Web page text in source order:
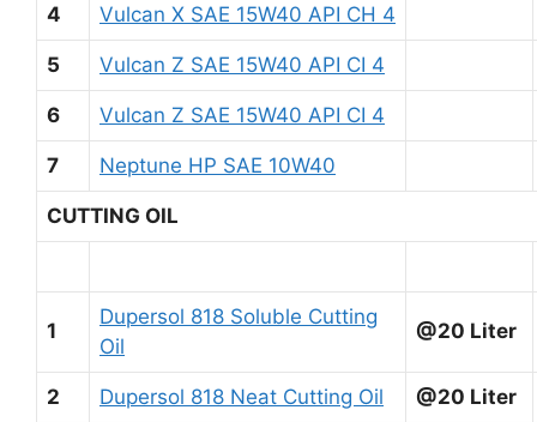
4 Vulcan X SAE 15W40 API CH 4
5 Vulcan Z SAE 15W40 API CI 4
6 Vulcan Z SAE 15W40 API CI 4
7 Neptune HP SAE 10W40
CUTTING OIL
1
Dupersol 818 Soluble Cutting
Oil
@20 Liter
2 Dupersol 818 Neat Cutting Oil @20 Liter